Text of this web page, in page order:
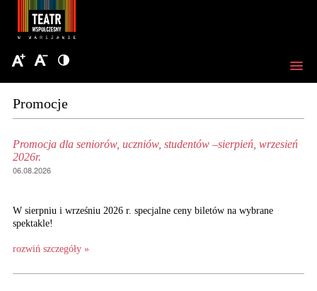
Promocje
Promocja dla seniorów, uczniów, studentów –sierpień, wrzesień
2026r.
06.08.2026
W sierpniu i wrześniu 2026 r. specjalne ceny biletów na wybrane
spektakle!
rozwiń szczegóły »